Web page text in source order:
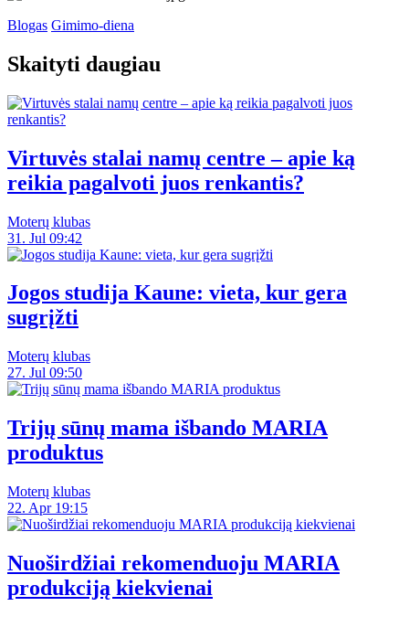
Blogas Gimimo-diena
Skaityti daugiau
Virtuvės stalai namų centre – apie ką
reikia pagalvoti juos renkantis?
Moterų klubas
31. Jul 09:42
Jogos studija Kaune: vieta, kur gera
sugrįžti
Moterų klubas
27. Jul 09:50
Trijų sūnų mama išbando MARIA
produktus
Moterų klubas
22. Apr 19:15
Nuoširdžiai rekomenduoju MARIA
produkciją kiekvienai